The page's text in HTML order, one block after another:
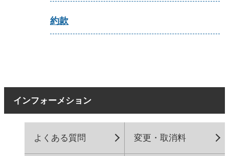
約款
インフォーメション
よくある質問 変更・取消料